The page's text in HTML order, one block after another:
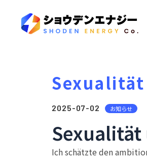
Sexualität
2025-07-02 お知らせ
Sexualität
Ich schätzte den